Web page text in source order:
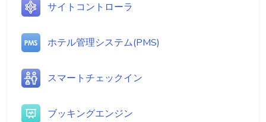
サイトコントローラ
ホテル管理システム(PMS)
スマートチェックイン
ブッキングエンジン